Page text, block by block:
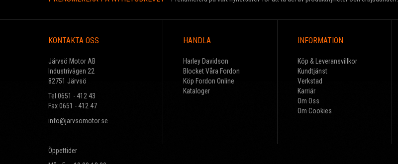
KONTAKTA OSS
Järvsö Motor AB
Industrivägen 22
82751 Järvsö
Tel 0651 - 412 43
Fax 0651 - 412 47
info@jarvsomotor.se
Öppettider
HANDLA
Harley Davidson
Blocket Våra Fordon
Köp Fordon Online
Kataloger
INFORMATION
Köp & Leveransvillkor
Kundtjänst
Verkstad
Karriär
Om Oss
Om Cookies